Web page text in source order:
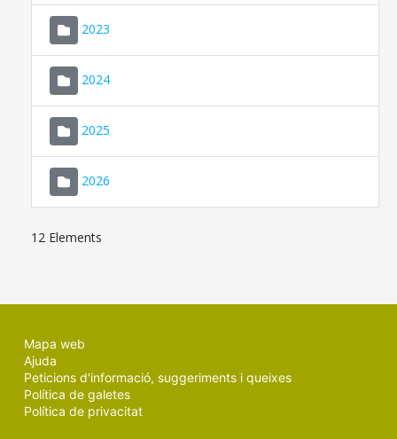
2023
2024
2025
2026
12 Elements
Mapa web
Ajuda
Peticions d'informació, suggeriments i queixes
Política de galetes
Política de privacitat